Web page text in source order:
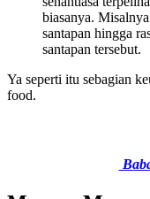
biasanya.
santapan hingga
santapan tersebut.
Ya seperti itu sebagian
food.